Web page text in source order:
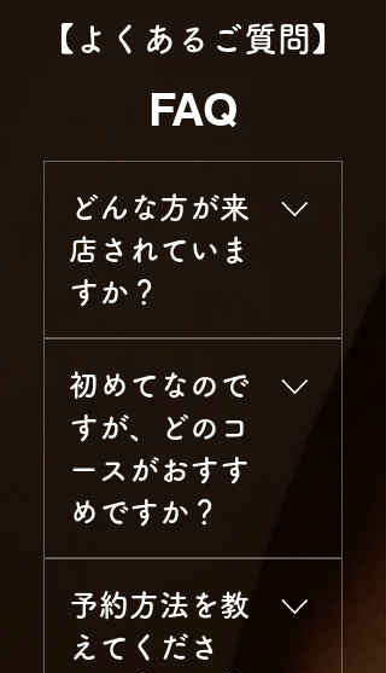
【よくあるご質問】
FAQ
どんな方が来
店されていま
すか？
して、20代から70代まで幅
いただいております。地元
沖縄の方はもちろん、県外
からの出張や旅行者、海外
のお客様、米軍基地にお住
まいの方など様々です。 ま
ろん、ゲイ、バイセクシュ
アル、FTM（トランスジェ
初めてなので
すが、どのコ
ースがおすす
めですか？
お悩みに合わせた3つの人気
プランをご提案しておりま
す。 • 定番人気「120分
予約方法を教
えてくださ